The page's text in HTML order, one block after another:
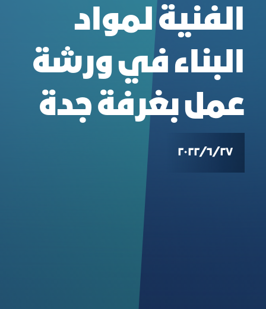
الفنية لمواد
البناء في ورشة
عمل بغرفة جدة
٢٧‏/٦‏/٢٠٢٢